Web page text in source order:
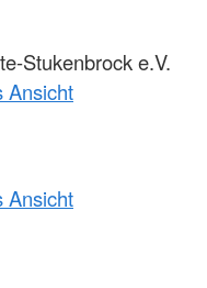
Stukenbrock e.V.
Ansicht
Ansicht